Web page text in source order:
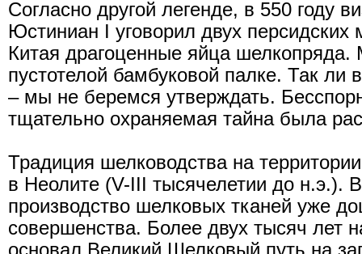
Согласно другой легенде, в 550 году
Юстиниан I уговорил двух персидских
Китая драгоценные яйца шелкопряда.
пустотелой бамбуковой палке. Так ли
– мы не беремся утверждать.
тщательно охраняемая тайна была
Традиция шелководства на
в Неолите (V-III тысячелетии до н.э.).
производство шелковых тканей уже
совершенства. Более двух тысяч лет